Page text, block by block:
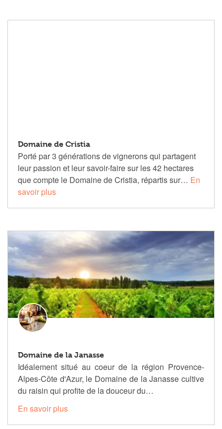
Domaine de Cristia
Porté par 3 générations de vignerons qui partagent
leur passion et leur savoir-faire sur les 42 hectares
que compte le Domaine de Cristia, répartis sur… En
savoir plus
Domaine de la Janasse
Idéalement situé au coeur de la région Provence-
Alpes-Côte d'Azur, le Domaine de la Janasse cultive
du raisin qui profite de la douceur du…
En savoir plus